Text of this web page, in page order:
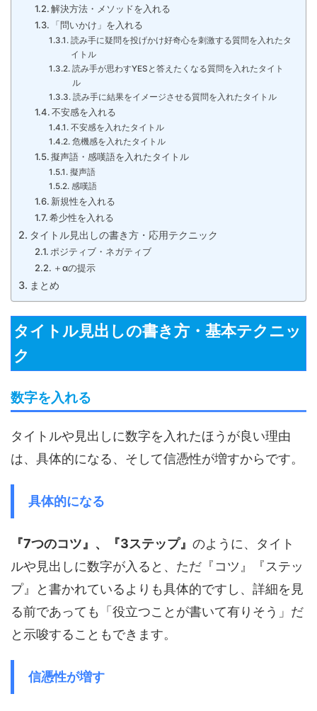
解決方法・メソッドを入れる
「問いかけ」を入れる
読み手に疑問を投げかけ好奇心を刺激する質問を入れたタ
イトル
読み手が思わすYESと答えたくなる質問を入れたタイト
ル
読み手に結果をイメージさせる質問を入れたタイトル
不安感を入れる
不安感を入れたタイトル
危機感を入れたタイトル
擬声語・感嘆語を入れたタイトル
擬声語
感嘆語
新規性を入れる
希少性を入れる
タイトル見出しの書き方・応用テクニック
ポジティブ・ネガティブ
＋αの提示
まとめ
タイトル見出しの書き方・基本テクニッ
ク
数字を入れる
タイトルや見出しに数字を入れたほうが良い理由
は、具体的になる、そして信憑性が増すからです。
具体的になる
『7つのコツ』、『3ステップ』 のように、タイト
ルや見出しに数字が入ると、ただ『コツ』『ステッ
プ』と書かれているよりも具体的ですし、詳細を見
る前であっても「役立つことが書いて有りそう」だ
と示唆することもできます。
信憑性が増す